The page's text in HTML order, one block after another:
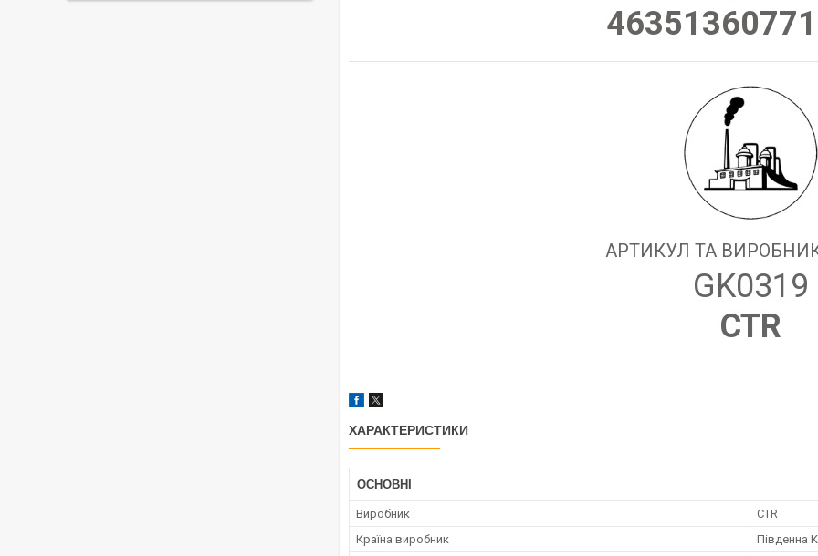
АРТИКУЛ ТА
GK0319
CTR
ХАРАКТЕРИСТИКИ
ОСНОВНІ
Виробник
CTR
Країна виробник
Південна